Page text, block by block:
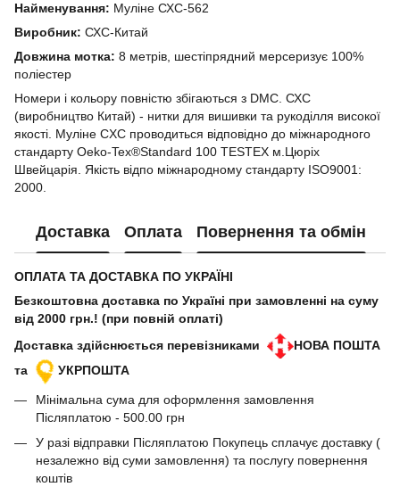
Найменування: Муліне СХС-562
Виробник: СХС-Китай
Довжина мотка: 8 метрів, шестіпрядний мерсеризує 100%
поліестер
Номери і кольору повністю збігаються з DMC. СХС
(виробництво Китай) - нитки для вишивки та рукоділля високої
якості. Муліне CXC проводиться відповідно до міжнародного
стандарту Oeko-Tex®Standard 100 TESTEX м.Цюріх
Швейцарія. Якість відпо міжнародному стандарту ISO9001:
2000.
Доставка Оплата Повернення та обмін
ОПЛАТА ТА ДОСТАВКА ПО УКРАЇНІ
Безкоштовна доставка по Україні при замовленні на суму
від 2000 грн.! (при повній оплаті)
Доставка здійснюється перевізниками
НОВА ПОШТА
та
УКРПОШТА
Мінімальна сума для оформлення замовлення
Післяплатою - 500.00 грн
У разі відправки Післяплатою Покупець сплачує доставку (
незалежно від суми замовлення) та послугу повернення
коштів